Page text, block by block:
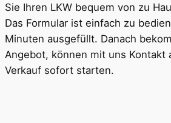
Sie Ihren LKW bequem von zu
Das Formular ist einfach zu
Minuten ausgefüllt. Danach
Angebot, können mit uns Kontakt
Verkauf sofort starten.